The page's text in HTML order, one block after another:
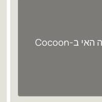
חשפו את הפיתוי של יוקרה האי ב-Cocoon